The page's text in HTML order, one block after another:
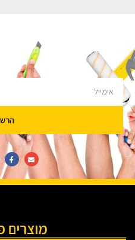
השארו
מעוניינים לקבל עדכונים על מבצעים
מוצרים